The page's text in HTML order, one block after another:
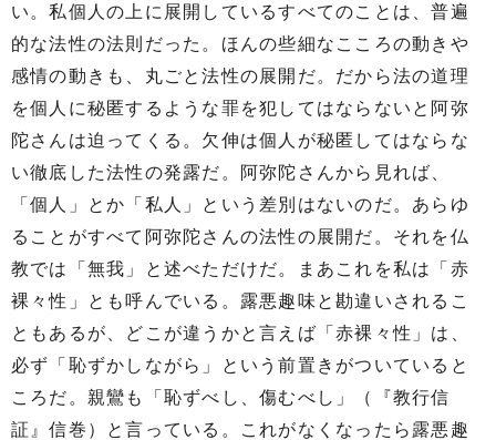
い。私個人の上に展開しているすべてのことは、普遍
的な法性の法則だった。ほんの些細なこころの動きや
感情の動きも、丸ごと法性の展開だ。だから法の道理
を個人に秘匿するような罪を犯してはならないと阿弥
陀さんは迫ってくる。欠伸は個人が秘匿してはならな
い徹底した法性の発露だ。阿弥陀さんから見れば、
「個人」とか「私人」という差別はないのだ。あらゆ
ることがすべて阿弥陀さんの法性の展開だ。それを仏
教では「無我」と述べただけだ。まあこれを私は「赤
裸々性」とも呼んでいる。露悪趣味と勘違いされるこ
ともあるが、どこが違うかと言えば「赤裸々性」は、
必ず「恥ずかしながら」という前置きがついていると
ころだ。親鸞も「恥ずべし、傷むべし」（『教行信
証』信巻）と言っている。これがなくなったら露悪趣